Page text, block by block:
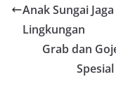
Anak Sungai
Lingkungan
Grab dan